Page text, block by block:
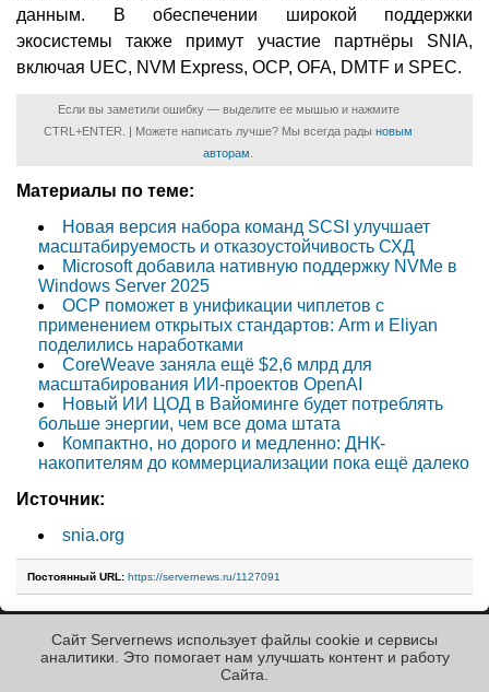
данным. В обеспечении широкой поддержки
экосистемы также примут участие партнёры SNIA,
включая UEC, NVM Express, OCP, OFA, DMTF и SPEC.
Если вы заметили ошибку — выделите ее мышью и нажмите
CTRL+ENTER. | Можете написать лучше? Мы всегда рады новым
авторам.
Материалы по теме:
Новая версия набора команд SCSI улучшает
масштабируемость и отказоустойчивость СХД
Microsoft добавила нативную поддержку NVMe в
Windows Server 2025
OCP поможет в унификации чиплетов с
применением открытых стандартов: Arm и Eliyan
поделились наработками
CoreWeave заняла ещё $2,6 млрд для
масштабирования ИИ-проектов OpenAI
Новый ИИ ЦОД в Вайоминге будет потреблять
больше энергии, чем все дома штата
Компактно, но дорого и медленно: ДНК-
накопителям до коммерциализации пока ещё далеко
Источник:
snia.org
Постоянный URL: https://servernews.ru/1127091
« Назад к ленте
Сайт Servernews использует файлы cookie и сервисы
аналитики. Это помогает нам улучшать контент и работу
Cайта.